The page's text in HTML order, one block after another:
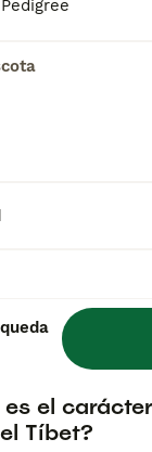
y comparar
de perro es
Tíbet?
el
Tíbet?